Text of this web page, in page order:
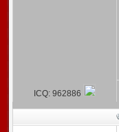
ICQ: 962886